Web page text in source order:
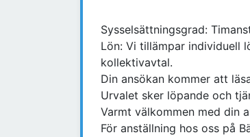
Sysselsättningsgrad:
Lön: Vi tillämpar individuell
kollektivavtal.
Din ansökan kommer att
Urvalet sker löpande och
Varmt välkommen med din
För anställning hos oss på